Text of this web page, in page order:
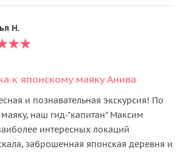
Н.
к японскому маяку Анива
и познавательная экскурсия! По
наш гид-"капитан" Максим
интересных локаций
заброшенная японская деревня и